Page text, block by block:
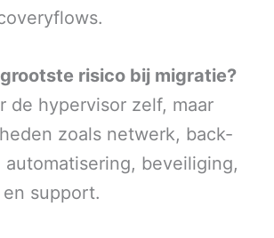
risico bij migratie?
de hypervisor zelf, maar
zoals netwerk, back-
automatisering, beveiliging,
support.